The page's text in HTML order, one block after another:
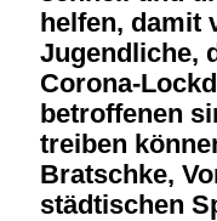
helfen, damit
Jugendliche,
Corona-
betroffenen
treiben
Bratschke,
städtischen